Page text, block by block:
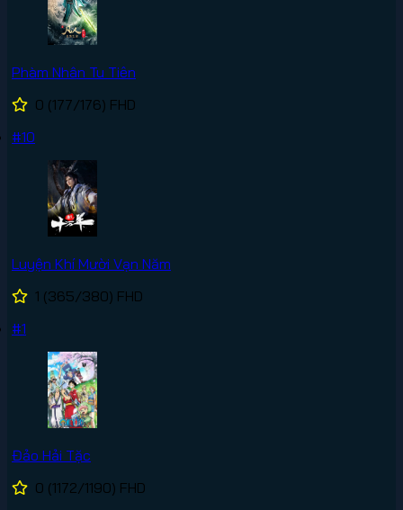
Phàm Nhân Tu Tiên
0 (177/176) FHD
#10
Luyện Khí Mười Vạn Năm
1 (365/380) FHD
#1
Đảo Hải Tặc
0 (1172/1190) FHD